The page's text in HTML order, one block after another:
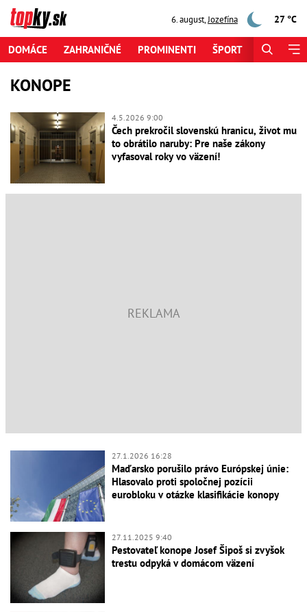
6. august,Jozefína 27 °C
DOMÁCE ZAHRANIČNÉ PROMINENTI ŠPORT
KONOPE
4.5.2026 9:00
Čech prekročil slovenskú hranicu, život mu
to obrátilo naruby: Pre naše zákony
vyfasoval roky vo väzení!
27.1.2026 16:28
Maďarsko porušilo právo Európskej únie:
Hlasovalo proti spoločnej pozícii
eurobloku v otázke klasifikácie konopy
27.11.2025 9:40
Pestovateľ konope Josef Šipoš si zvyšok
trestu odpyká v domácom väzení